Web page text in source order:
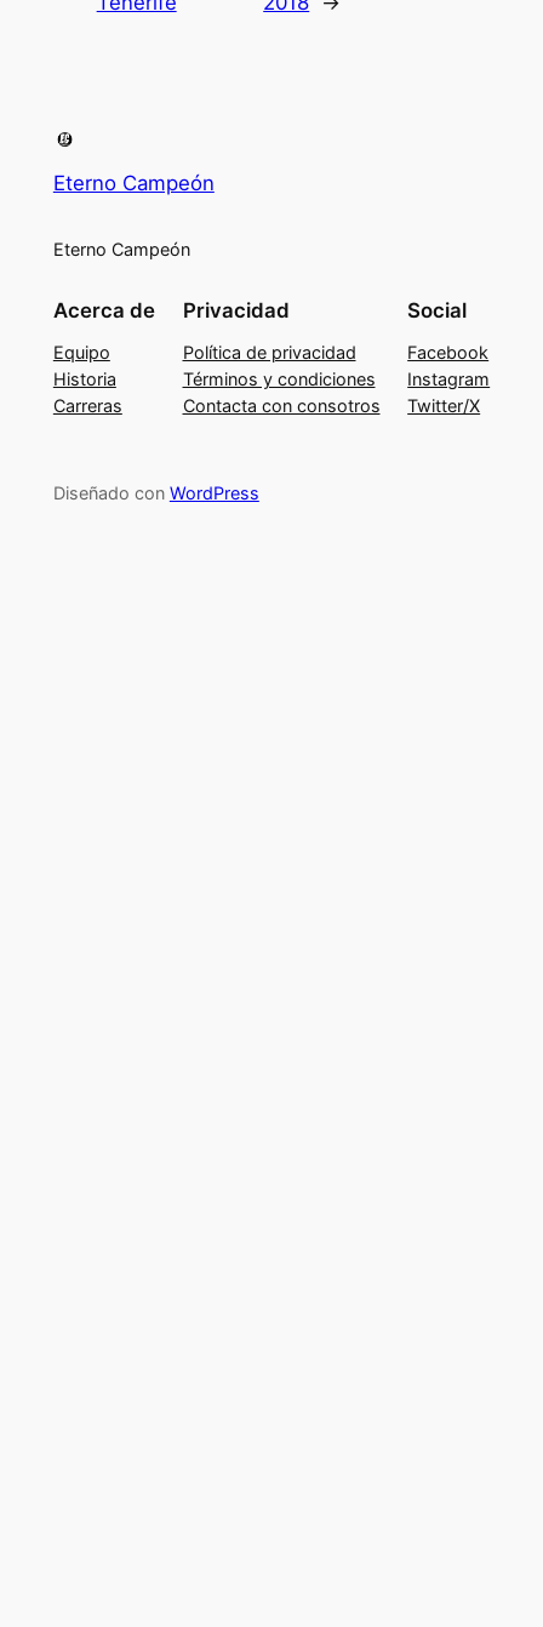
Eterno Campeón
Eterno Campeón
Acerca de
Equipo
Historia
Carreras
Privacidad
Política de privacidad
Términos y condiciones
Contacta con consotros
Social
Facebook
Instagram
Twitter/X
Diseñado con WordPress